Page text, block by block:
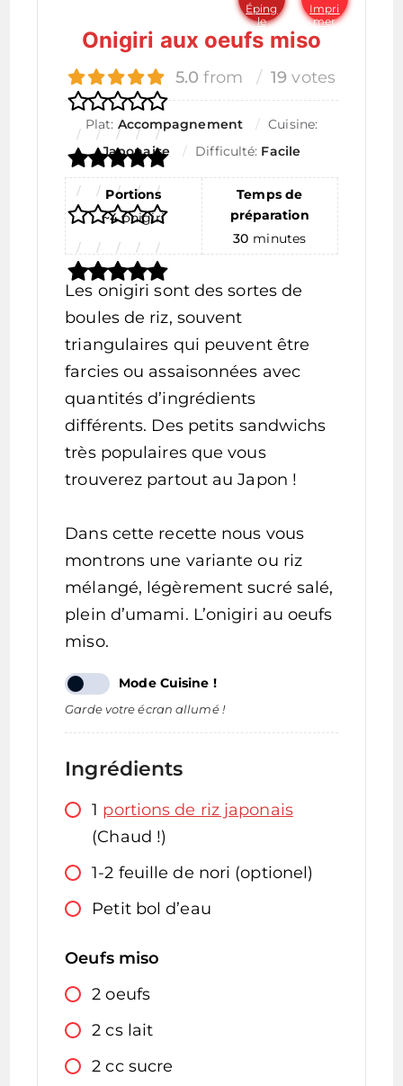
Éping
le
Impri
mer
Onigiri aux oeufs miso
5.0 from 19 votes
Plat: Accompagnement
Cuisine:
Japonaise
Difficulté: Facile
Portions
~4 onigiri
Temps de
préparation
30 minutes
Les onigiri sont des sortes de
boules de riz, souvent
triangulaires qui peuvent être
farcies ou assaisonnées avec
quantités d’ingrédients
différents. Des petits sandwichs
très populaires que vous
trouverez partout au Japon !
Dans cette recette nous vous
montrons une variante ou riz
mélangé, légèrement sucré salé,
plein d’umami. L’onigiri au oeufs
miso.
Mode Cuisine !
Garde votre écran allumé !
Ingrédients
1 portions de riz japonais
(Chaud !)
1-2 feuille de nori (optionel)
Petit bol d’eau
Oeufs miso
2 oeufs
2 cs lait
2 cc sucre